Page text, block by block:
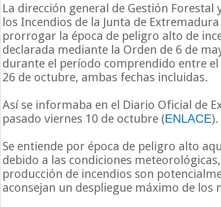
La dirección general de Gestión Forestal
los Incendios de la Junta de
prorrogar la época de peligro alto de
declarada mediante la Orden de 6 de
durante el período comprendido entre
26 de octubre, ambas fechas incluidas.
Así se informaba en el Diario Oficial de
pasado viernes 10 de octubre (ENLACE).
Se entiende por época de peligro alto
debido a las condiciones
producción de incendios son
aconsejan un despliegue máximo de los